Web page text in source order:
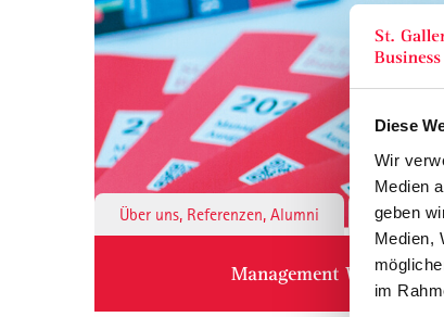
Diese
Wir
Medien
geben
Medien,
im
Über uns, Referenzen, Alumni
Management